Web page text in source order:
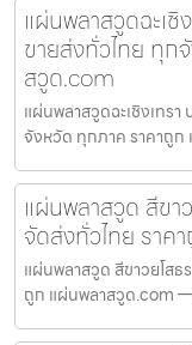
แผ่นพลาสวูดฉะเ
ขายส่งทั่วไทย ทุก
สวูด.com
แผ่นพลาสวูดฉะเชิงเทร
จังหวัด ทุกภาค ราคาถู
แผ่นพลาสวูด สีขา
จัดส่งทั่วไทย ราค
แผ่นพลาสวูด สีขาวยโส
ถูก แผ่นพลาสวูด.com